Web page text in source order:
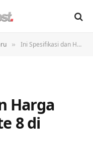
» Ini Spesifikasi dan Harga Resmi Infinix Note 8 di Indonesia
Harga
8 di